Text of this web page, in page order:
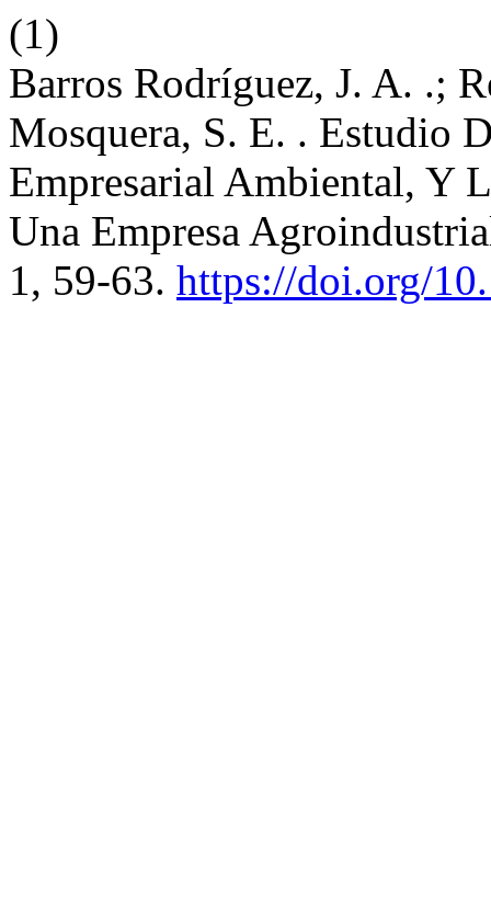
(1)
Barros Rodríguez, J. A. .;
Mosquera, S. E. . Estudio
Empresarial Ambiental, Y
Una Empresa
1, 59-63. https://doi.org/